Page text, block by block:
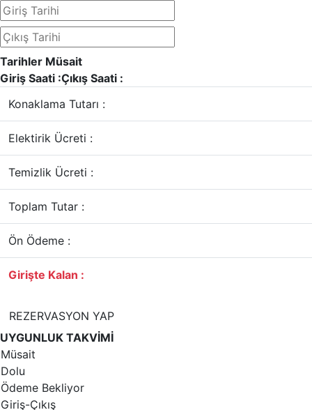
Tarihler Müsait
Giriş Saati :Çıkış Saati :
Konaklama Tutarı :
Elektirik Ücreti :
Temizlik Ücreti :
Toplam Tutar :
Ön Ödeme :
Girişte Kalan :
REZERVASYON YAP
UYGUNLUK TAKVİMİ
Müsait
Dolu
Ödeme Bekliyor
Giriş-Çıkış